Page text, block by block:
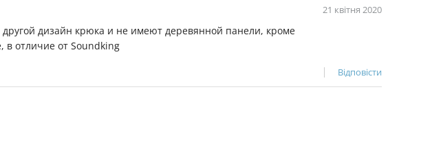
21 квітня 2020
дизайн крюка и не имеют деревянной панели, кроме
в отличие от Soundking
Відповісти